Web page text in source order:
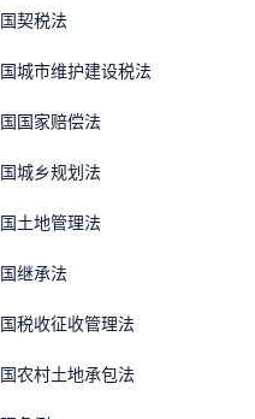
国契税法
国城市维护建设税法
国国家赔偿法
国城乡规划法
国土地管理法
国继承法
国税收征收管理法
国农村土地承包法